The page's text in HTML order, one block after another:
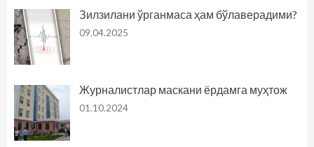
Зилзилани ўрганмаса ҳам бўлаверадими?
09.04.2025
Журналистлар маскани ёрдамга муҳтож
01.10.2024